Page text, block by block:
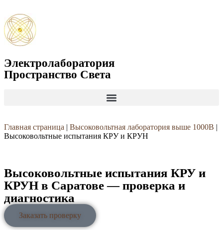
Электролаборатория
Пространство Света
Главная страница | Высоковольтная лаборатория выше 1000В |
Высоковольтные испытания КРУ и КРУН
Высоковольтные испытания КРУ и
КРУН в Саратове — проверка и
диагностика
Заказать проверку